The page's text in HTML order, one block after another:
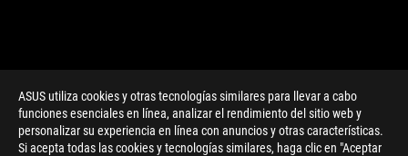
ASUS utiliza cookies y otras tecnologías similares para llevar a cabo
funciones esenciales en línea, analizar el rendimiento del sitio web y
personalizar su experiencia en línea con anuncios y otras características.
Si acepta todas las cookies y tecnologías similares, haga clic en "Aceptar
> GAMING AIRTRIGGER II